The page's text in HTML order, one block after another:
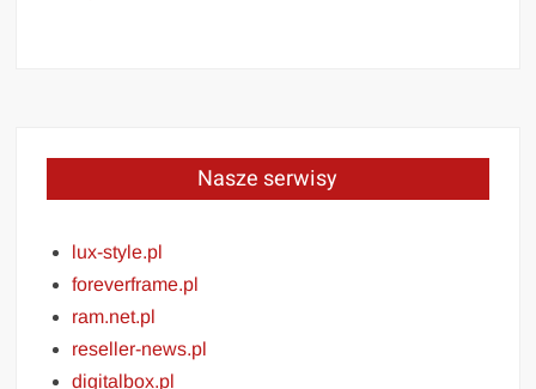
Nasze serwisy
lux-style.pl
foreverframe.pl
ram.net.pl
reseller-news.pl
digitalbox.pl